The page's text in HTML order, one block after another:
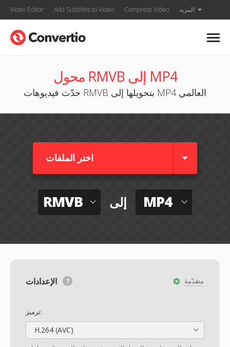
Video Editor Add Subtitles to Video Compress Video المزيد
محول RMVB إلى MP4
حدّث فيديوهات RMVB بتحويلها إلى MP4 العالمي
اختر الملفات
RMVB إلى MP4
متقدّمة
ترميز:
H.264 (AVC)